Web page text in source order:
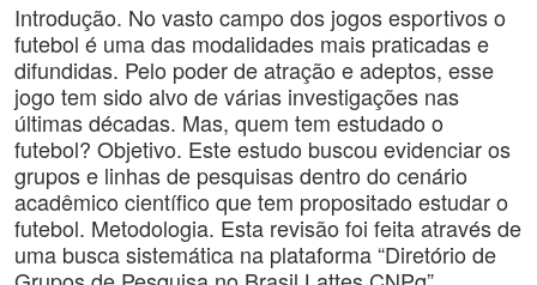
Introdução. No vasto campo dos jogos esportivos o
futebol é uma das modalidades mais praticadas e
difundidas. Pelo poder de atração e adeptos, esse
jogo tem sido alvo de várias investigações nas
últimas décadas. Mas, quem tem estudado o
futebol? Objetivo. Este estudo buscou evidenciar os
grupos e linhas de pesquisas dentro do cenário
acadêmico científico que tem propositado estudar o
futebol. Metodologia. Esta revisão foi feita através de
uma busca sistemática na plataforma “Diretório de